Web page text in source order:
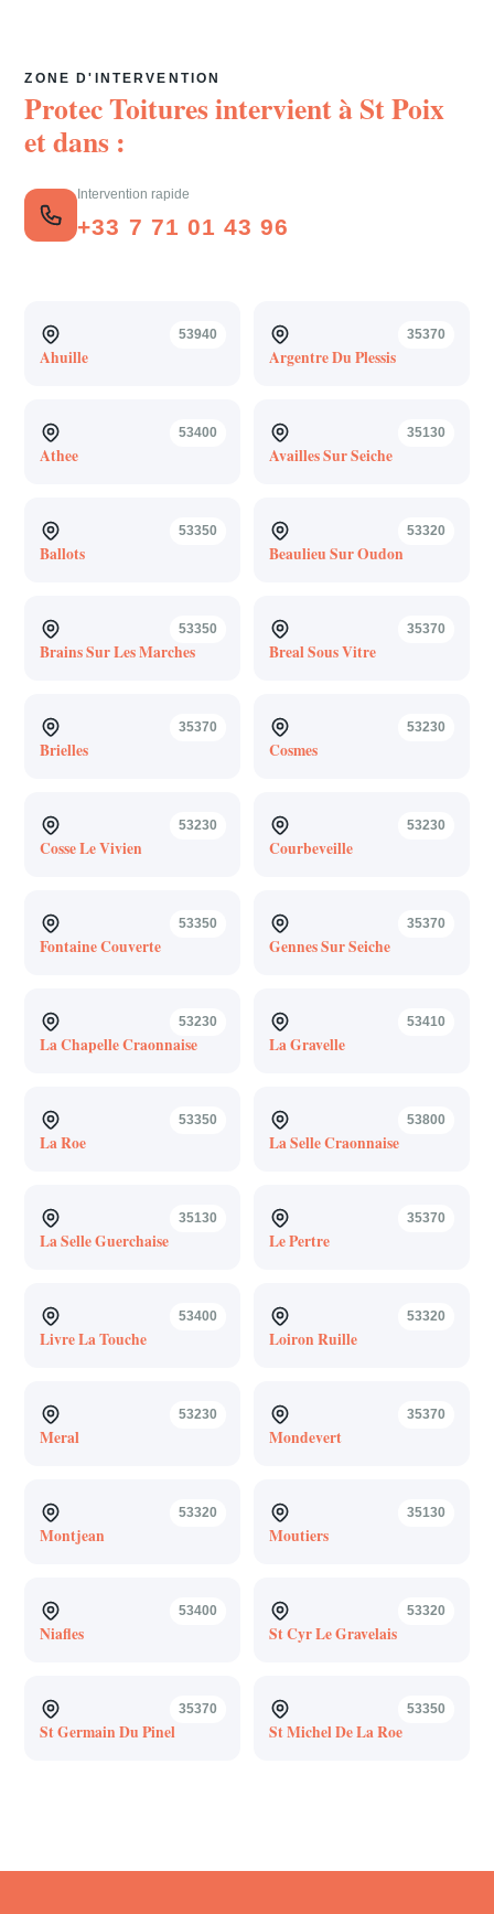
ZONE D'INTERVENTION
Protec Toitures intervient àSt Poix
et dans :
Intervention rapide
+33 7 71 01 43 96
53940
Ahuille
35370
Argentre Du Plessis
53400
Athee
35130
Availles Sur Seiche
53350
Ballots
53320
Beaulieu Sur Oudon
53350
Brains Sur Les Marches
35370
Breal Sous Vitre
35370
Brielles
53230
Cosmes
53230
Cosse Le Vivien
53230
Courbeveille
53350
Fontaine Couverte
35370
Gennes Sur Seiche
53230
La Chapelle Craonnaise
53410
La Gravelle
53350
La Roe
53800
La Selle Craonnaise
35130
La Selle Guerchaise
35370
Le Pertre
53400
Livre La Touche
53320
Loiron Ruille
53230
Meral
35370
Mondevert
53320
Montjean
35130
Moutiers
53400
Niafles
53320
St Cyr Le Gravelais
35370
St Germain Du Pinel
53350
St Michel De La Roe